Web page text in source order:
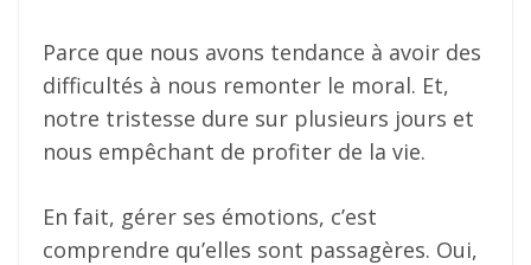
Parce que nous avons tendance à avoir des
difficultés à nous remonter le moral. Et,
notre tristesse dure sur plusieurs jours et
nous empêchant de profiter de la vie.
En fait, gérer ses émotions, c’est
comprendre qu’elles sont passagères. Oui,